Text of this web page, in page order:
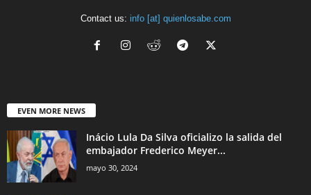
Contact us: info [at] quienlosabe.com
EVEN MORE NEWS
Inácio Lula Da Silva oficializo la salida del
embajador Frederico Meyer...
mayo 30, 2024